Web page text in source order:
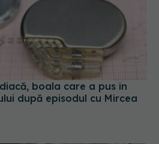
boala care a pus în
după episodul cu Mircea